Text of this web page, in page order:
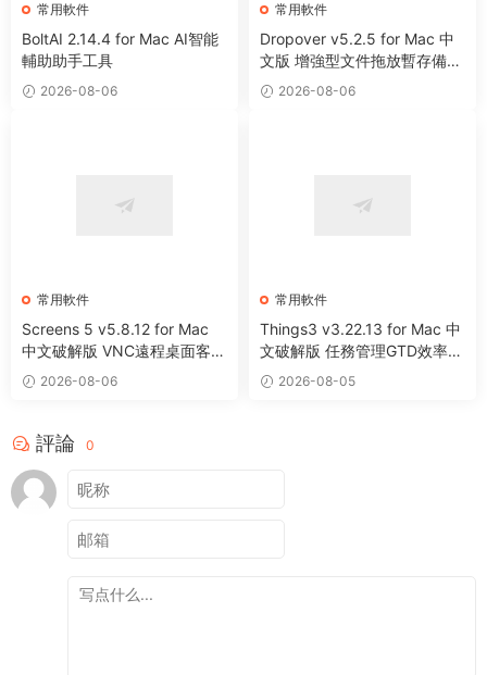
常用軟件
BoltAI 2.14.4 for Mac AI智能
輔助助手工具
2026-08-06
常用軟件
Dropover v5.2.5 for Mac 中
文版 增強型文件拖放暫存備用
整理工具
2026-08-06
常用軟件
Screens 5 v5.8.12 for Mac
中文破解版 VNC遠程桌面客戶
端應用程序
2026-08-06
常用軟件
Things3 v3.22.13 for Mac 中
文破解版 任務管理GTD效率工
具 2026-08-05
評論 0